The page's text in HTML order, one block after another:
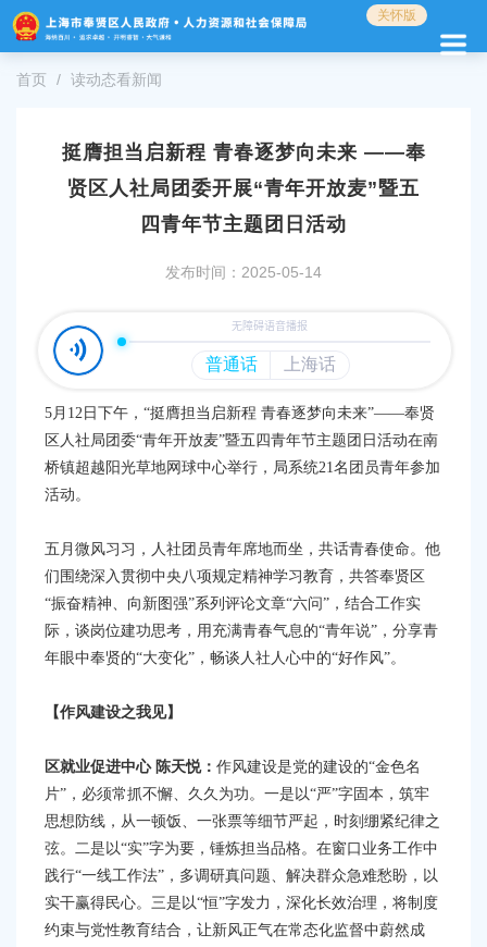
障
碍
关怀版
首页 读动态看新闻
挺膺担当启新程 青春逐梦向未来 ——奉
贤区人社局团委开展“青年开放麦”暨五
四青年节主题团日活动
发布时间：2025-05-14
5月12日下午，“挺膺担当启新程 青春逐梦向未来”——奉贤
区人社局团委“青年开放麦”暨五四青年节主题团日活动在南
桥镇超越阳光草地网球中心举行，局系统21名团员青年参加
活动。
五月微风习习，人社团员青年席地而坐，共话青春使命。他
们围绕深入贯彻中央八项规定精神学习教育，共答奉贤区
“振奋精神、向新图强”系列评论文章“六问”，结合工作实
际，谈岗位建功思考，用充满青春气息的“青年说”，分享青
年眼中奉贤的“大变化”，畅谈人社人心中的“好作风”。
【作风建设之我见】
区就业促进中心陈天悦： 作风建设是党的建设的“金色名
片”，必须常抓不懈、久久为功。一是以“严”字固本，筑牢
思想防线，从一顿饭、一张票等细节严起，时刻绷紧纪律之
弦。二是以“实”字为要，锤炼担当品格。在窗口业务工作中
践行“一线工作法”，多调研真问题、解决群众急难愁盼，以
实干赢得民心。三是以“恒”字发力，深化长效治理，将制度
约束与党性教育结合，让新风正气在常态化监督中蔚然成